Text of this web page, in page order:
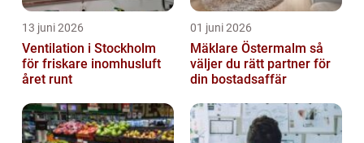
13 juni 2026
Ventilation i Stockholm
för friskare inomhusluft
året runt
01 juni 2026
Mäklare Östermalm så
väljer du rätt partner för
din bostadsaffär